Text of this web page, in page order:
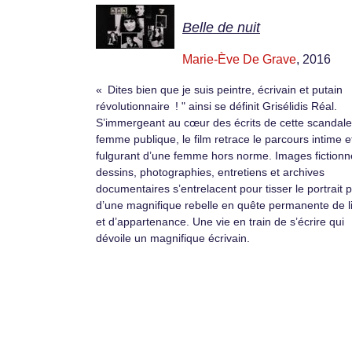
Belle de nuit
Marie-Ève De Grave, 2016
« Dites bien que je suis peintre, écrivain et putain
révolutionnaire ! " ainsi se définit Grisélidis Réal.
S’immergeant au cœur des écrits de cette
femme publique, le film retrace le parcours intime
fulgurant d’une femme hors norme. Images
dessins, photographies, entretiens et archives
documentaires s’entrelacent pour tisser le portrait
d’une magnifique rebelle en quête permanente de
et d’appartenance. Une vie en train de s’écrire qui
dévoile un magnifique écrivain.